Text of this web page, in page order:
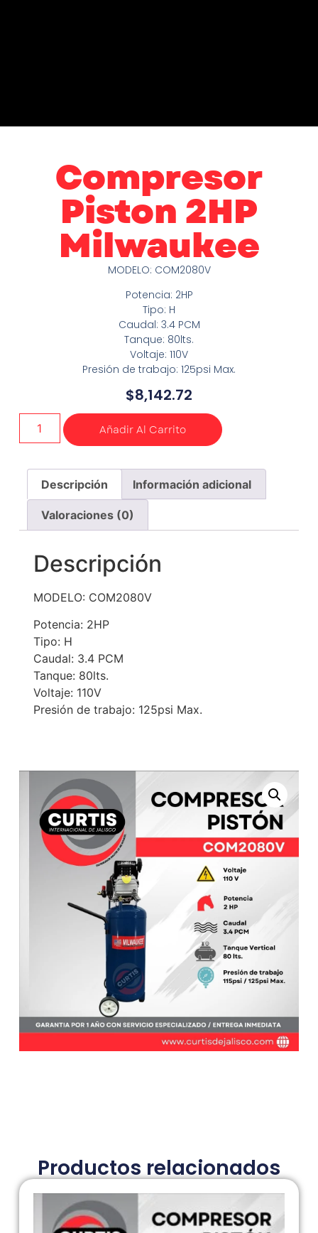
Compresor
Piston 2HP
Milwaukee
MODELO: COM2080V
Potencia: 2HP
Tipo: H
Caudal: 3.4 PCM
Tanque: 80lts.
Voltaje: 110V
Presión de trabajo: 125psi Max.
$8,142.72
Añadir Al Carrito
Descripción Información adicional
Valoraciones (0)
Descripción
MODELO: COM2080V
Potencia: 2HP
Tipo: H
Caudal: 3.4 PCM
Tanque: 80lts.
Voltaje: 110V
Presión de trabajo: 125psi Max.
Productos relacionados